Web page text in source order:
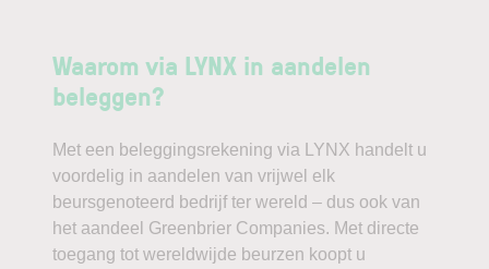
Waarom via LYNX in aandelen
beleggen?
Met een beleggingsrekening via LYNX handelt u
voordelig in aandelen van vrijwel elk
beursgenoteerd bedrijf ter wereld – dus ook van
het aandeel Greenbrier Companies. Met directe
toegang tot wereldwijde beurzen koopt u